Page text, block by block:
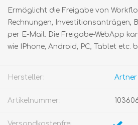
Ermöglicht die Freigabe von
Rechnungen, Investitionsanträgen,
per E-Mail. Die Freigabe-WebApp
wie IPhone, Android, PC, Tablet etc.
Hersteller: Artner
Artikelnummer: